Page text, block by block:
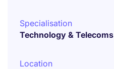
Specialisation
Technology & Telecoms
Location